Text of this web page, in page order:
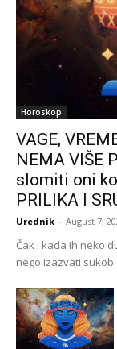
Horoskop
VAGE,
NEMA VIŠE
slomiti oni
PRILIKA I
Urednik - August 7,
Čak i kada ih neko
nego izazvati